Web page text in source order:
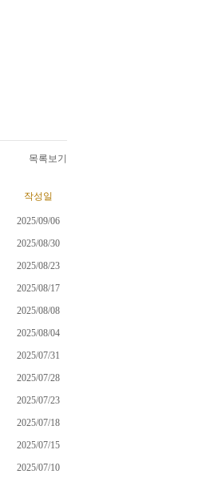
목록보기
작성일
2025/09/06
2025/08/30
2025/08/23
2025/08/17
2025/08/08
2025/08/04
2025/07/31
2025/07/28
2025/07/23
2025/07/18
2025/07/15
2025/07/10